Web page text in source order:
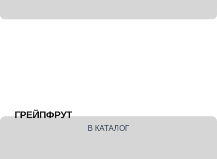
ГРЕЙПФРУТ
В КАТАЛОГ